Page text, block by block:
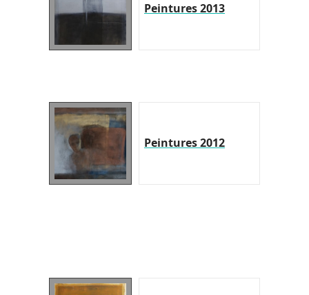
Peintures 2013
Peintures 2012